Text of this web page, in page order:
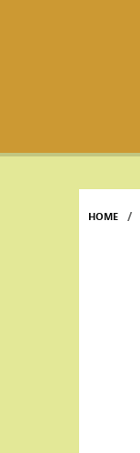
HOME